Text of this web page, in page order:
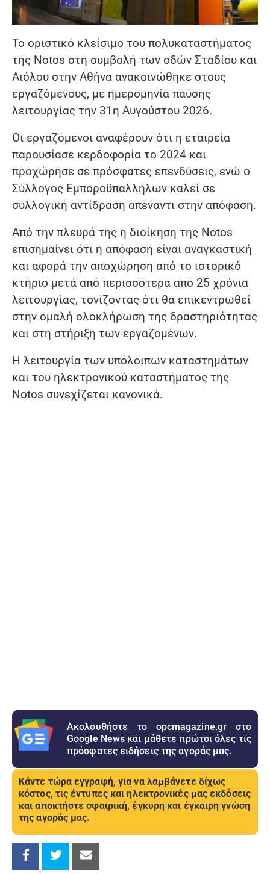
Το οριστικό κλείσιμο του πολυκαταστήματος
της Notos στη συμβολή των οδών Σταδίου και
Αιόλου στην Αθήνα ανακοινώθηκε στους
εργαζόμενους, με ημερομηνία παύσης
λειτουργίας την 31η Αυγούστου 2026.
Οι εργαζόμενοι αναφέρουν ότι η εταιρεία
παρουσίασε κερδοφορία το 2024 και
προχώρησε σε πρόσφατες επενδύσεις, ενώ ο
Σύλλογος Εμποροϋπαλλήλων καλεί σε
συλλογική αντίδραση απέναντι στην απόφαση.
Από την πλευρά της η διοίκηση της Notos
επισημαίνει ότι η απόφαση είναι αναγκαστική
και αφορά την αποχώρηση από το ιστορικό
κτήριο μετά από περισσότερα από 25 χρόνια
λειτουργίας, τονίζοντας ότι θα επικεντρωθεί
στην ομαλή ολοκλήρωση της δραστηριότητας
και στη στήριξη των εργαζομένων.
Η λειτουργία των υπόλοιπων καταστημάτων
και του ηλεκτρονικού καταστήματος της
Notos συνεχίζεται κανονικά.
Ακολουθήστε το opcmagazine.gr στο
Google News και μάθετε πρώτοι όλες τις
πρόσφατες ειδήσεις της αγοράς μας.
Κάντε τώρα εγγραφή, για να λαμβάνετε δίχως
κόστος, τις έντυπες και ηλεκτρονικές μας εκδόσεις
και αποκτήστε σφαιρική, έγκυρη και έγκαιρη γνώση
της αγοράς μας.